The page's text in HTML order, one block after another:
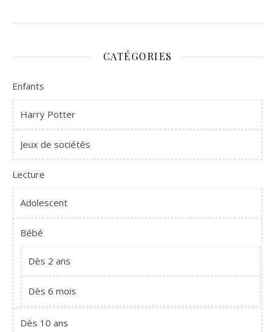
CATÉGORIES
Enfants
Harry Potter
Jeux de sociétés
Lecture
Adolescent
Bébé
Dès 2 ans
Dès 6 mois
Dès 10 ans